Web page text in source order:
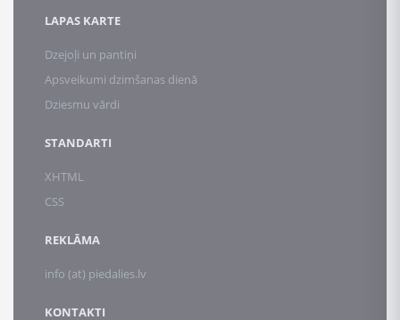
LAPAS KARTE
Dzejoļi un pantiņi
Apsveikumi dzimšanas dienā
Dziesmu vārdi
STANDARTI
XHTML
CSS
REKLĀMA
info (at) piedalies.lv
KONTAKTI